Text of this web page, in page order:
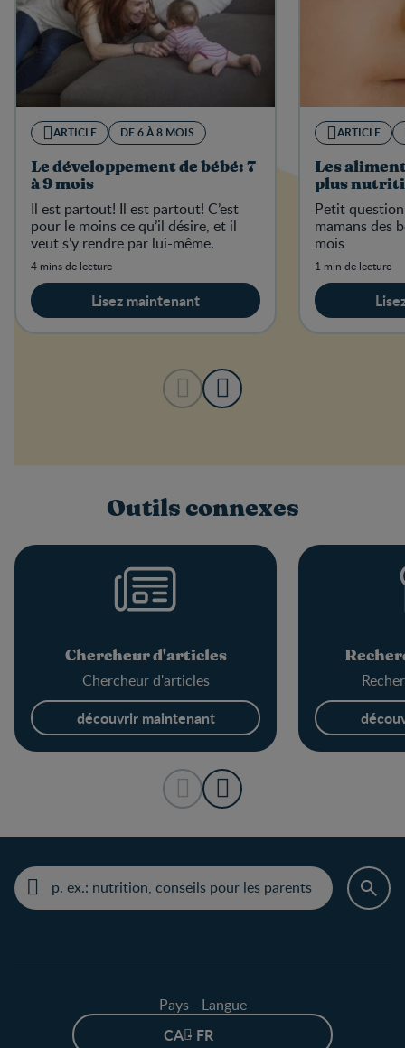
ARTICLE DE 6 À 8 MOIS
Le développement de bébé: 7
à 9 mois
Il est partout! Il est partout! C’est
pour le moins ce qu’il désire, et il
veut s’y rendre par lui-même.
4 mins de lecture
Lisez maintenant
ARTICLE
Les
plus
Petit
mamans des
mois
1 min de lecture
Outils connexes
Chercheur d'articles
Chercheur d'articles
découvrir maintenant
Pays - Langue
CA - FR